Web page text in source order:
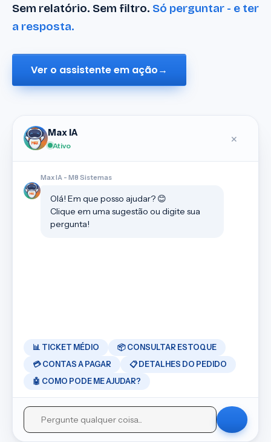
Sem relatório. Sem filtro. Só perguntar - e ter
a resposta.
Ver o assistente em ação→
Max IA
Ativo
✕
Max IA - M8 Sistemas
Olá! Em que posso ajudar? 😊
Clique em uma sugestão ou digite sua
pergunta!
📊 TICKET MÉDIO
📦 CONSULTAR ESTOQUE
💳 CONTAS A PAGAR
📋 DETALHES DO PEDIDO
🤖 COMO PODE ME AJUDAR?